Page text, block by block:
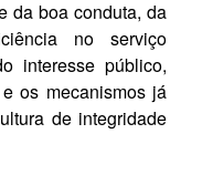
da boa conduta, da
no serviço
interesse público,
os mecanismos já
de integridade